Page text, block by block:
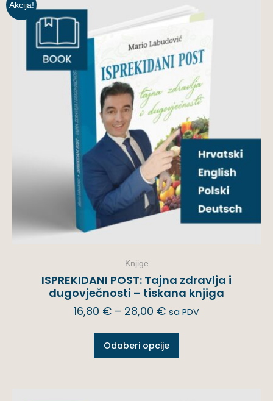
Akcija!
Knjige
ISPREKIDANI POST: Tajna zdravlja i
dugovječnosti – tiskana knjiga
16,80 € – 28,00 € sa PDV
Odaberi opcije